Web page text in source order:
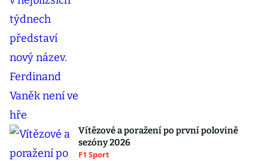
Vítězové a poražení po první polovině
sezóny 2026
F1 Sport